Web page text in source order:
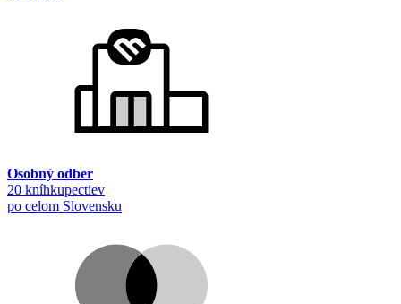
Osobný odber
20 kníhkupectiev
po celom Slovensku